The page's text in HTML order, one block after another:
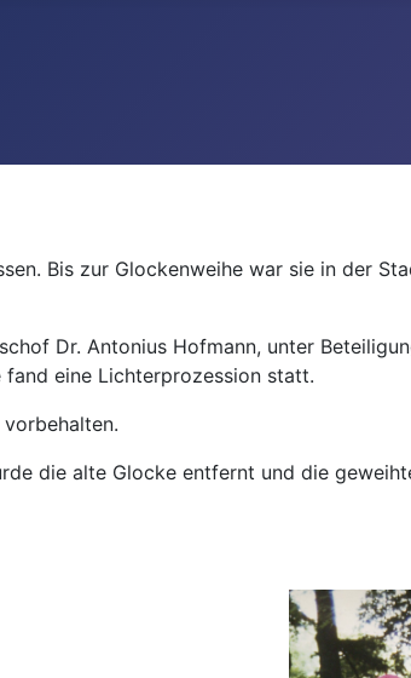
Bis zur Glockenweihe war sie in der
Dr. Antonius Hofmann, unter
fand eine Lichterprozession statt.
die alte Glocke entfernt und die